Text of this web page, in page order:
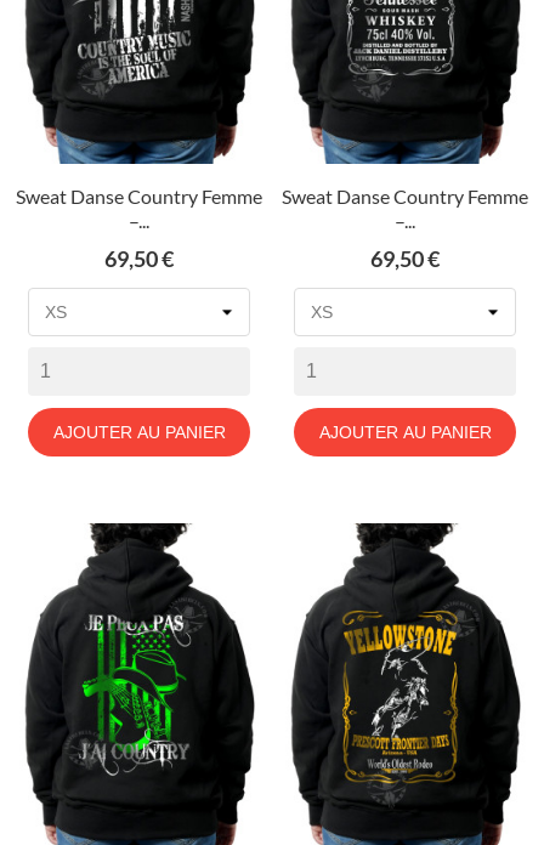
Sweat Danse Country Femme
–...
Prix
69,50 €
AJOUTER AU PANIER
Sweat Danse Country Femme
–...
Prix
69,50 €
AJOUTER AU PANIER